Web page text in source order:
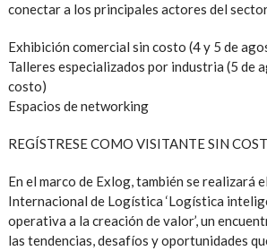
conectar a los principales actores del
Exhibición comercial sin costo (4 y 5 de
Talleres especializados por industria (5 de
costo)
Espacios de networking
REGÍSTRESE COMO VISITANTE SIN
En el marco de Exlog, también se realizará
Internacional de Logística ‘Logística
operativa a la creación de valor’, un
las tendencias, desafíos y oportunidades